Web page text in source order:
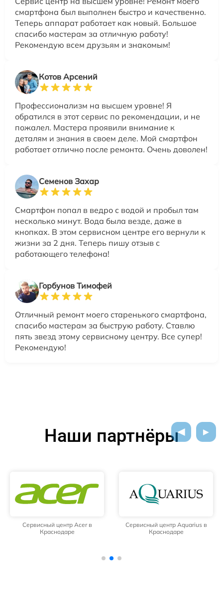
смартфона был выполнен быстро и качественно.
Теперь аппарат работает как новый. Большое
спасибо мастерам за отличную работу!
Рекомендую всем друзьям и знакомым!
Котов Арсений
Профессионализм на высшем уровне! Я
обратился в этот сервис по рекомендации, и не
пожалел. Мастера проявили внимание к
деталям и знания в своем деле. Мой смартфон
работает отлично после ремонта. Очень доволен!
Семенов Захар
Смартфон попал в ведро с водой и пробыл там
несколько минут. Вода была везде, даже в
кнопках. В этом сервисном центре его вернули к
жизни за 2 дня. Теперь пишу отзыв с
работающего телефона!
Горбунов Тимофей
Отличный ремонт моего старенького смартфона,
спасибо мастерам за быструю работу. Ставлю
пять звезд этому сервисному центру. Все супер!
Рекомендую!
Наши партнёры
Сервисный центр Acer в
Краснодаре
Сервисный центр Aquarius в
Краснодаре